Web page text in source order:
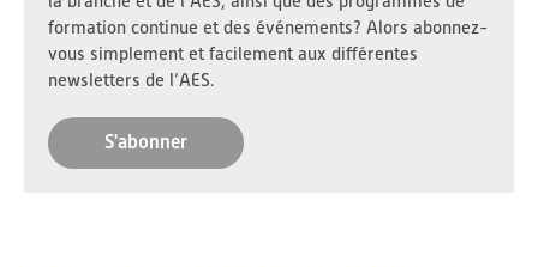
formation continue et des événements? Alors abonnez-
vous simplement et facilement aux différentes
newsletters de l’AES.
S'abonner